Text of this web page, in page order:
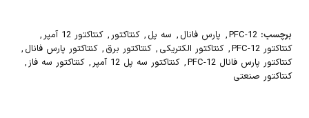
برچسب: PFC-12
, پارس فانال , سه پل , کنتاکتور , کنتاکتور 12 آمپر
,
کنتاکتور PFC-12
, کنتاکتور الکتریکی , کنتاکتور برق , کنتاکتور پارس فانال ,
کنتاکتور پارس فانال PFC-12
, کنتاکتور سه پل 12 آمپر , کنتاکتور سه فاز ,
کنتاکتور صنعتی